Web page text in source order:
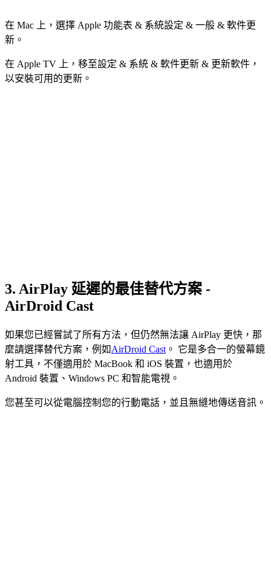
在 Mac 上，選擇 Apple 功能表 & 系統設定 & 一般 & 軟件更
新。
在 Apple TV 上，移至設定 & 系統 & 軟件更新 & 更新軟件，
以安裝可用的更新。
3. AirPlay 延遲的最佳替代方案 -
AirDroid Cast
如果您已經嘗試了所有方法，但仍然無法讓 AirPlay 更快，那
麼請選擇替代方案，例如AirDroid Cast 。 它是多合一的螢幕鏡
射工具，不僅適用於 MacBook 和 iOS 裝置，也適用於
Android 裝置、Windows PC 和智能電視。
您甚至可以從電腦控制您的行動電話，並且無縫地傳送音訊。